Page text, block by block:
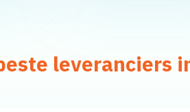
leveranciers